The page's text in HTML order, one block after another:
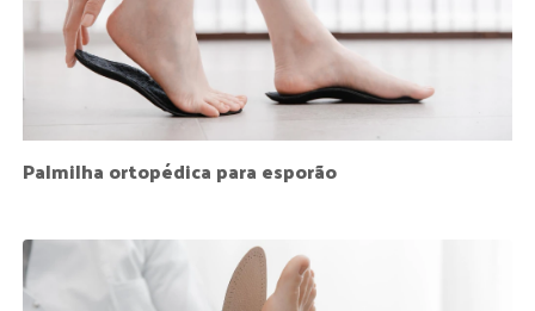
Palmilha ortopédica para esporão